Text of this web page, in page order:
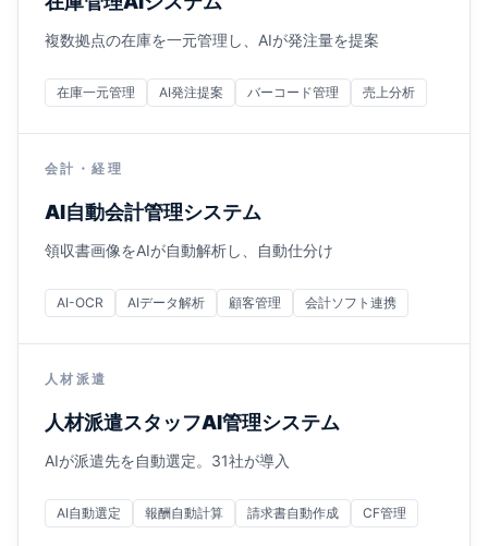
複数拠点の在庫を一元管理し、AIが発注量を提案
在庫一元管理 AI発注提案 バーコード管理 売上分析
会計・経理
AI自動会計管理システム
領収書画像をAIが自動解析し、自動仕分け
AI-OCR AIデータ解析 顧客管理 会計ソフト連携
人材派遣
人材派遣スタッフAI管理システム
AIが派遣先を自動選定。31社が導入
AI自動選定 報酬自動計算 請求書自動作成 CF管理